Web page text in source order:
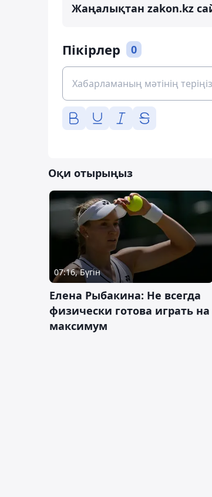
Жаңалықтан zakon.kz
Пікірлер 0
Оқи отырыңыз
07:16, Бүгін
Елена Рыбакина: Не всегда
физически готова играть на
максимум